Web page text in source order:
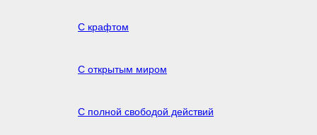
С крафтом
С открытым миром
С полной свободой действий